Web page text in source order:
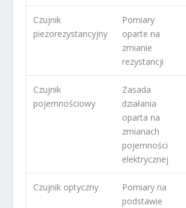
Czujnik
piezorezystancyjny
Pomiary
oparte na
zmianie
rezystancji
Czujnik
pojemnościowy
Zasada
działania
oparta na
zmianach
pojemności
elektrycznej
Czujnik optyczny
Pomiary na
podstawie